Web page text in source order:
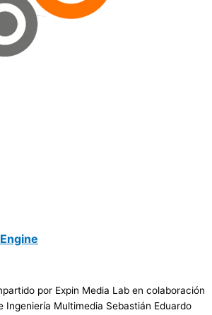
por Expin Media Lab en colaboración
Ingeniería Multimedia Sebastián Eduardo